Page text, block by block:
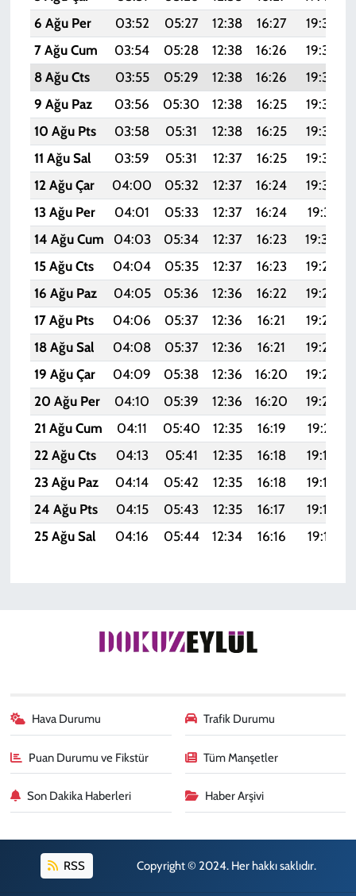
6 Ağu Per
03:52 05:27 12:38 16:27 19:39
7 Ağu Cum
03:54 05:28 12:38 16:26 19:38
8 Ağu Cts
03:55 05:29 12:38 16:26 19:37
9 Ağu Paz
03:56 05:30 12:38 16:25 19:36
10 Ağu Pts
03:58 05:31 12:38 16:25 19:35
11 Ağu Sal
03:59 05:31 12:37 16:25 19:33
12 Ağu Çar
04:00 05:32 12:37 16:24 19:32
13 Ağu Per
04:01 05:33 12:37 16:24 19:31
14 Ağu Cum
04:03 05:34 12:37 16:23 19:30
15 Ağu Cts
04:04 05:35 12:37 16:23 19:28
16 Ağu Paz
04:05 05:36 12:36 16:22 19:27
17 Ağu Pts
04:06 05:37 12:36 16:21 19:26
18 Ağu Sal
04:08 05:37 12:36 16:21 19:25
19 Ağu Çar
04:09 05:38 12:36 16:20 19:23
20 Ağu Per
04:10 05:39 12:36 16:20 19:22
21 Ağu Cum
04:11 05:40 12:35 16:19 19:21
22 Ağu Cts
04:13 05:41 12:35 16:18 19:19
23 Ağu Paz
04:14 05:42 12:35 16:18 19:18
24 Ağu Pts
04:15 05:43 12:35 16:17 19:16
25 Ağu Sal
04:16 05:44 12:34 16:16 19:15
Hava Durumu Trafik Durumu
Puan Durumu ve Fikstür Tüm Manşetler
Son Dakika Haberleri Haber Arşivi
RSS Copyright © 2024. Her hakkı saklıdır.